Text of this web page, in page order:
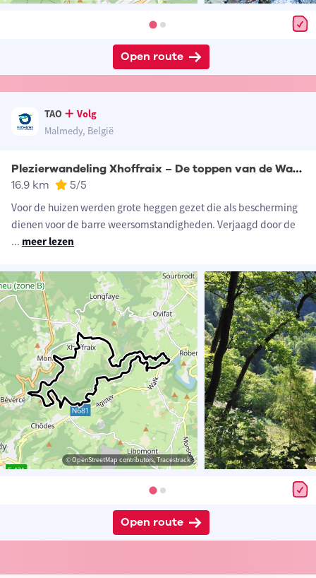
Open route
TAO
Volg
Malmedy, België
Plezierwandeling Xhoffraix – De toppen van de Warche
16.9 km 5/5
Voor de huizen werden grote heggen gezet die als bescherming
dienen voor de barre weersomstandigheden. Verjaagd door de
... meer lezen
© OpenStreetMap contributors, Tracestrack ©
Open route